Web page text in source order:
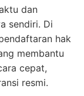
dan
sendiri. Di
hak
membantu
cepat,
resmi.